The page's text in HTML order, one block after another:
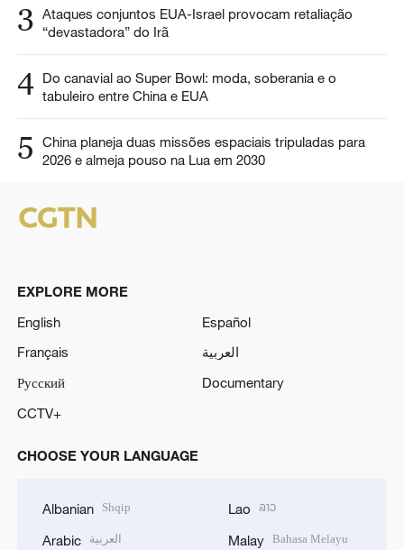
3 Ataques conjuntos EUA-Israel provocam retaliação
“devastadora” do Irã
4 Do canavial ao Super Bowl: moda, soberania e o
tabuleiro entre China e EUA
5
China planeja duas missões espaciais tripuladas para
2026 e almeja pouso na Lua em 2030
EXPLORE MORE
English
Español
Français
العربية
Русский
Documentary
CCTV+
CHOOSE YOUR LANGUAGE
Albanian Shqip
Arabic العربية
Lao ລາວ
Malay Bahasa Melayu